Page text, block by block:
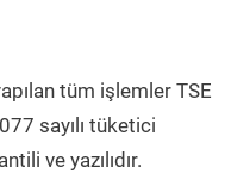
tüm işlemler TSE
sayılı tüketici
ve yazılıdır.